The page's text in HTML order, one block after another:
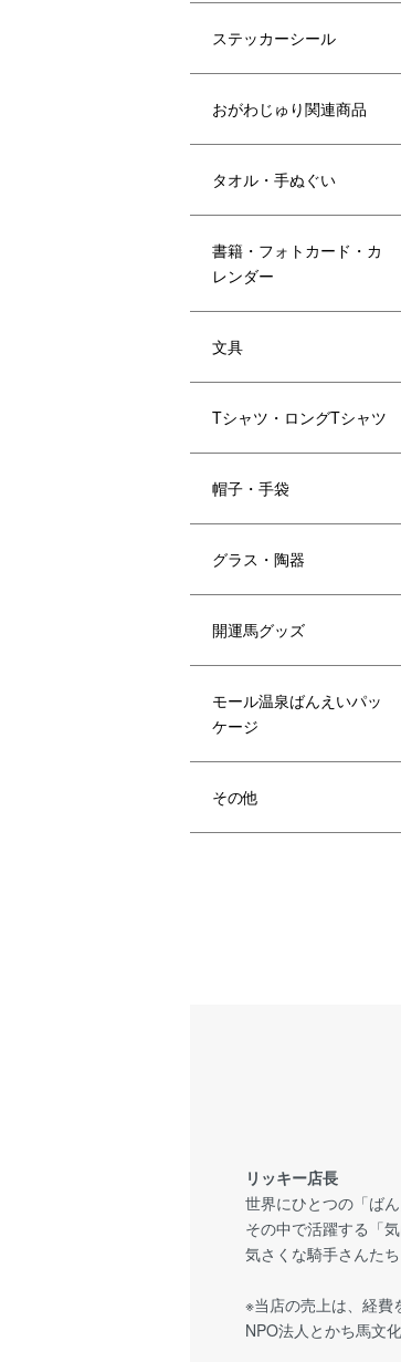
ステッカーシール
おがわじゅり関連商品
タオル・手ぬぐい
書籍・フォトカード・カ
レンダー
文具
Tシャツ・ロングTシャツ
帽子・手袋
グラス・陶器
開運馬グッズ
モール温泉ばんえいパッ
ケージ
その他
リッキー店長
世界にひとつの「ばん
その中で活躍する「
気さくな騎手さんた
※当店の売上は、経費
NPO法人とかち馬文